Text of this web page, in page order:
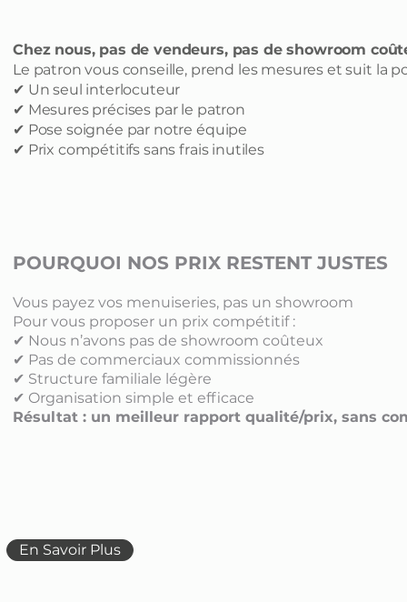
Chez nous, pas de vendeurs, pas de showroom
Le patron vous conseille, prend les mesures et suit la
✔ Un seul interlocuteur
✔ Mesures précises par le patron
✔ Pose soignée par notre équipe
✔ Prix compétitifs sans frais inutiles
POURQUOI NOS PRIX RESTENT JUSTES
Vous payez vos menuiseries, pas un showroom
Pour vous proposer un prix compétitif :
✔ Nous n’avons pas de showroom coûteux
✔ Pas de commerciaux commissionnés
✔ Structure familiale légère
✔ Organisation simple et efficace
Résultat : un meilleur rapport qualité/prix, sans
En Savoir Plus